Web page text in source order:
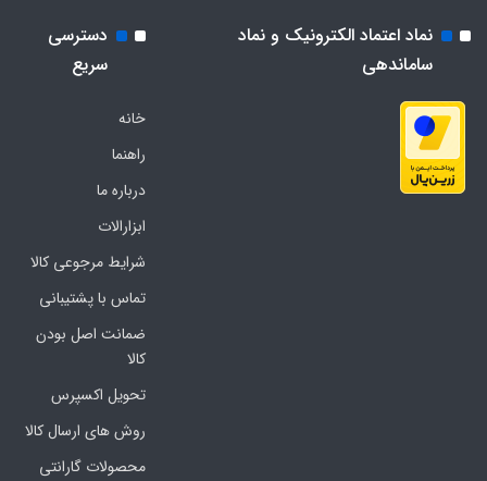
نماد اعتماد الکترونیک و نماد
ساماندهی
دسترسی
سریع
خانه
راهنما
درباره ما
ابزارالات
شرایط مرجوعی کالا
تماس با پشتیبانی
ضمانت اصل بودن
کالا
تحویل اکسپرس
روش های ارسال کالا
محصولات گارانتی